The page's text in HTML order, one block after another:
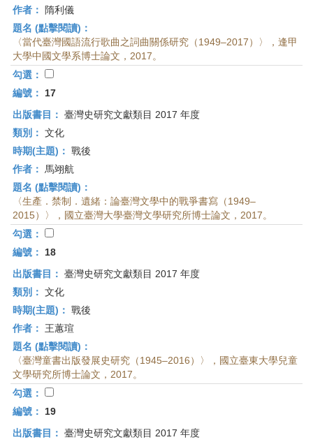
作者：
隋利儀
題名 (點擊閱讀)：
〈當代臺灣國語流行歌曲之詞曲關係研究（1949–2017）〉，逢甲
大學中國文學系博士論文，2017。
勾選：
編號：
17
出版書目： 臺灣史研究文獻類目 2017 年度
類別： 文化
時期(主題)： 戰後
作者：
馬翊航
題名 (點擊閱讀)：
〈生產．禁制．遺緒：論臺灣文學中的戰爭書寫（1949–
2015）〉，國立臺灣大學臺灣文學研究所博士論文，2017。
勾選：
編號：
18
出版書目： 臺灣史研究文獻類目 2017 年度
類別： 文化
時期(主題)： 戰後
作者：
王蕙瑄
題名 (點擊閱讀)：
〈臺灣童書出版發展史研究（1945–2016）〉，國立臺東大學兒童
文學研究所博士論文，2017。
勾選：
編號：
19
出版書目： 臺灣史研究文獻類目 2017 年度